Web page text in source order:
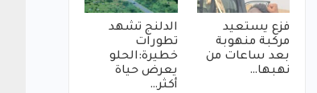
فزع يستعيد
مركبة منهوبة
بعد ساعات من
نهبها…
الدلنج تشهد
تطورات
خطيرة:الحلو
يعرض حياة
أكثر…